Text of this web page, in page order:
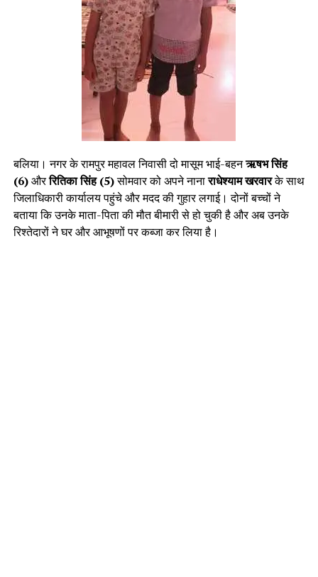
बलिया। नगर के रामपुर महावल निवासी दो मासूम भाई-बहनऋषभ सिंह
(6)औररितिका सिंह (5)सोमवार को अपने नानाराधेश्याम खरवारके साथ
जिलाधिकारी कार्यालय पहुंचे और मदद की गुहार लगाई। दोनों बच्चों ने
बताया कि उनके माता-पिता की मौत बीमारी से हो चुकी है और अब उनके
रिश्तेदारों ने घर और आभूषणों पर कब्जा कर लिया है।